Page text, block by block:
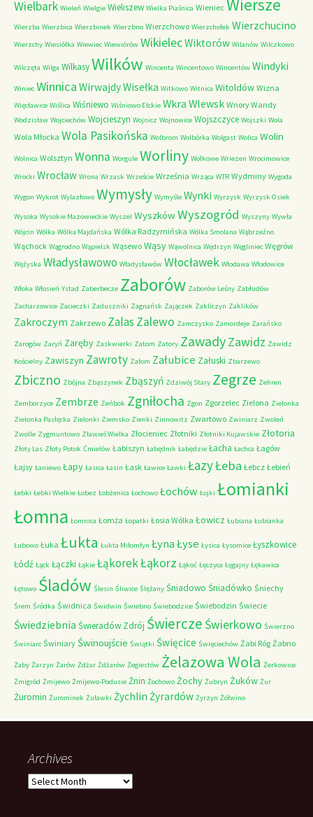
Wielbark Wieleń Wielgie Wieliszew Wielka Piaśnica Wieniec Wiersze
Wierzba Wierzbica Wierzbinek Wierzbno Wierzchowo Wierzchołek Wierzchucino
Wierzchy Wiesiółka Wiewiec Wiewiórów WikielecWiktorów Wilanów Wilczkowo
Wilczęta Wilga WilkasyWilków Wincenta Wincentowo Wincentów Windyki
Winiec Winnica WirwajdyWisełka Witkowo Witnica Witoldów Wizna
Więcławice Wiślica Wiśniewo Wiśniowo Ełckie Wkra Wlewsk Wnory Wandy
Wodzisław Wojciechów Wojcieszyn Wojnicz Wojnowice Wojszczyce Wojszki Wola
Wola Młocka Wola Pasikońska Wolbrom Wolbórka Wolgast Wolica Wolin
Wolnica Wolsztyn Wonna Worgule Worliny Wołkowe Wriezen Wrocimowice
Wrocki Wrocław Wrona Wrzask Wrzeście Września Wrząca WTR Wydminy Wygoda
Wygon Wykrot Wylazłowo Wymysły Wymyśle Wynki Wyrzysk Wyrzysk Osiek
Wysoka Wysokie Mazowieckie Wyszel WyszkówWyszogród Wyszyny Wywła
Wójcin Wólka Wólka Majdańska Wólka Radzymińska Wólka Smolana Wąbrzeźno
Wąchock Wągrodno Wąpielsk Wąsewo Wąsy Wąwolnica Wędrzyn Węgliniec Węgrów
Wężyska Władysławowo Władysławów Włocławek Włodawa Włodowice
Włoka Włosień Ystad Zaberbecze Zaborów Zaborów Leśny Zabłudów
Zacharzowice Zacieczki Zaduszniki Zagnańsk Zajączek Zakliczyn Zaklików
Zakroczym Zakrzewo ZalasZalewo Zamczysko Zamordeje Zarańsko
Zarogów Zaryń Zaręby Zaskwierki Zatom Zatory ZawadyZawidz Zawidz
Kościelny Zawiszyn Zawroty Załom Załubice Załuski Zbarzewo
Zbiczno Zbójna Zbąszynek Zbąszyń Zdziwój Stary Zegrze Zehren
Zemborzyce Zembrze Zeńbok Zgniłocha Zgon Zgorzelec Zielona Zielonka
Zielonka Pasłęcka Zielonki Ziemsko Zienki Zinnowitz Zwartowo Zwiniarz Zwoleń
Zwolle Zygmuntowo Zławieś Wielka Złocieniec Złotniki Złotniki Kujawskie Złotoria
Złoty Las Złoty Potok Ćmielów Łabiszyn Łabędnik Łabędzie Łacha Łachca Łagów
Łajsy Łaniewo Łapy Łasica Łasin Łask Ławice Ławki ŁazyŁeba Łebcz Łebień
Łebki Łebki Wielkie Łobez Łobżenica Łochowo Łochów Łojki Łomianki
Łomna Łomnica Łomża Łopatki Łosia Wólka Łowicz Łubiana Łubianka
Łubowo Łuka Łukta Łukta Miłomłyn ŁynaŁyse Łysica Łysomice Łyszkowice
Łódź Łąck Łączki Łąkie ŁąkorekŁąkorz Łąkoć Łęczyca Łęgajny Łękawica
Łętowo Śladów Ślesin Śliwice Ślężany Śniadowo Śniadówko Śniechy
Śrem Śródka Świdnica Świdwin Świebno Świebodzice Świebodzin Świecie
Świedziebnia Świeradów Zdrój Świercze Świerkowo Świerzno
Świniarc Świniary Świnoujście Świątki Święcice Święciechów Żabi Róg Żabno
Żaby Żarzyn Żarów Żdżar Żdżarów Żegiestów Żelazowa Wola Żerkowice
Żmigród Żmijewo Żmijewo-Podusie Żnin Żochowo Żochy Żubryn Żuków Żur
Żuromin Żurominek Żuławki Żychlin Żyrardów Żyrzyn Żółwino
Archives
Archives